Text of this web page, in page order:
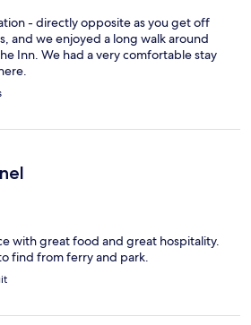
- directly opposite as you get off
and we enjoyed a long walk around
Inn. We had a very comfortable stay
with great food and great hospitality.
find from ferry and park.